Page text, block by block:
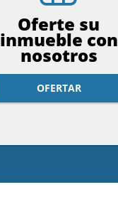
Oferte su
inmueble con
nosotros
OFERTAR